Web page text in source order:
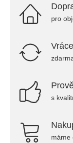
pro
s
máme